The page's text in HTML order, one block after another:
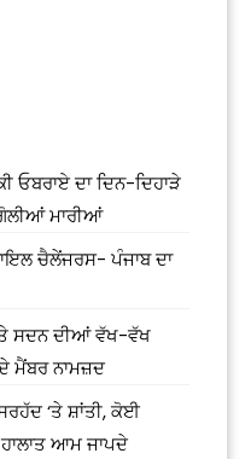
ਓਬਰਾਏ ਦਾ ਦਿਨ-ਦਿਹਾੜੇ
ਮਾਰੀਆਂ
ਚੈਲੇਂਜਰਸ- ਪੰਜਾਬ ਦਾ
ਸਦਨ ਦੀਆਂ ਵੱਖ-ਵੱਖ
ਮੈਂਬਰ ਨਾਮਜ਼ਦ
‘ਤੇ ਸ਼ਾਂਤੀ, ਕੋਈ
ਆਮ ਜਾਪਦੇ